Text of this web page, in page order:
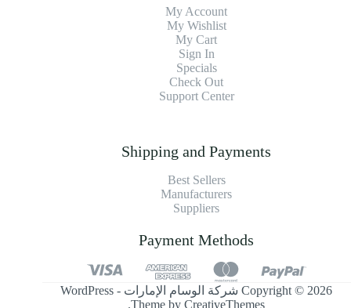
My Account
My Wishlist
My Cart
Sign In
Specials
Check Out
Support Center
Shipping and Payments
Best Sellers
Manufacturers
Suppliers
Payment Methods
Copyright © 2026 شركة الوسام الإمارات - WordPress
Theme byCreativeThemes
.